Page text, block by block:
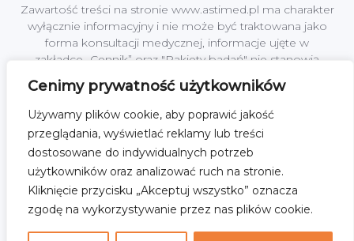
Cenimy prywatność użytkowników
Używamy plików cookie, aby poprawić jakość
przeglądania, wyświetlać reklamy lub treści
dostosowane do indywidualnych potrzeb
użytkowników oraz analizować ruch na stronie.
Kliknięcie przycisku „Akceptuj wszystko” oznacza
zgodę na wykorzystywanie przez nas plików cookie.
Zawartość treści na stronie www.astimed.pl ma charakter
wyłącznie informacyjny i nie może być traktowana jako
forma konsultacji medycznej, informacje ujęte w
zakładce „Cennik” oraz "Pakiety badań" nie stanowią
oferty handlowej w rozumieniu art. 66 §1 Kodeksu
Cywilnego.
Centrum Medyczne Astimed jest zakładem leczniczym
podmiotu leczniczego; Astimed Sp. z o.o. z siedzibą w
[01-864] Warszawa, ul. Kochanowskiego 45 lok.2, NIP:
1182101485, KRS nr 0000519271 Sąd Rejonowy dla
M.ST.Warszawy w Warszawie,XII Wydział Gospodarczy
Krajowego Rejestru Sądowego, wysokość kapitału